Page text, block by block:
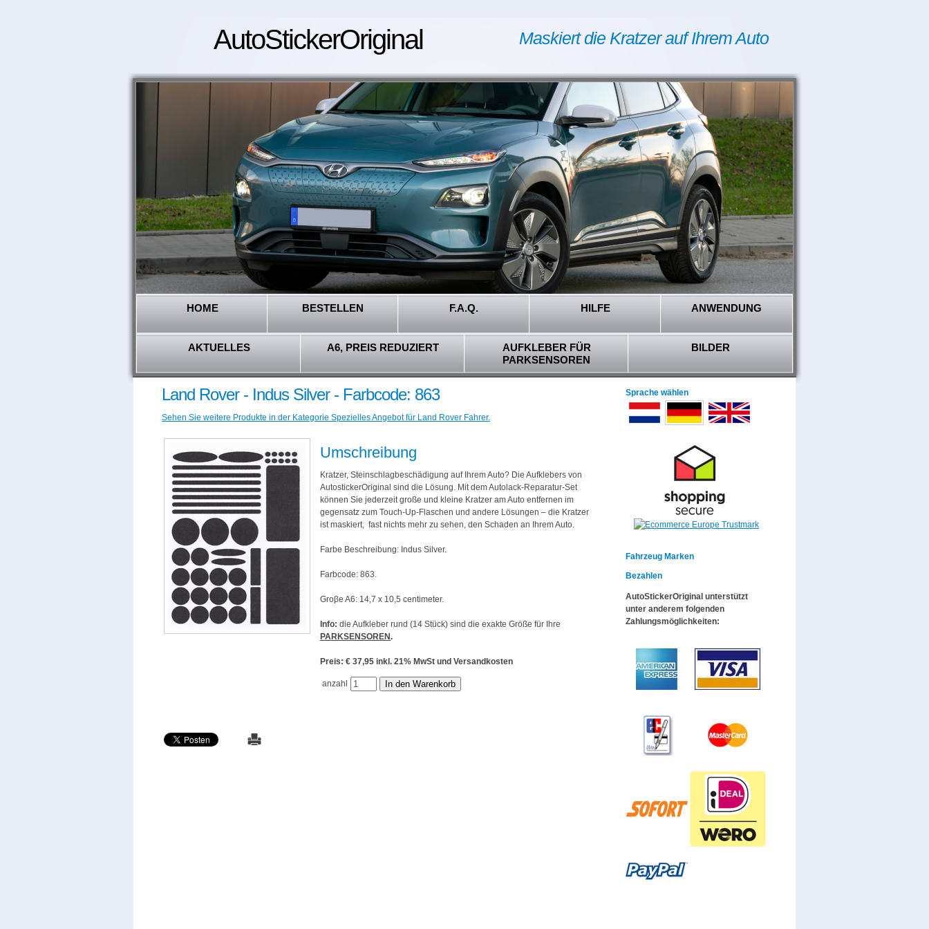
AutoStickerOriginal Maskiert die Kratzer auf Ihrem Auto
HOME BESTELLEN F.A.Q. HILFE ANWENDUNG
AKTUELLES A6, PREIS REDUZIERT
AUFKLEBER FÜR
PARKSENSOREN
BILDER
Land Rover - Indus Silver - Farbcode: 863
Sehen Sie weitere Produkte in der Kategorie Spezielles Angebot für Land Rover Fahrer.
Umschreibung
Kratzer, Steinschlagbeschädigung auf Ihrem Auto? Die Aufklebers von
AutostickerOriginal sind die Lösung. Mit dem Autolack-Reparatur-Set
können Sie jederzeit große und kleine Kratzer am Auto entfernen im
gegensatz zum Touch-Up-Flaschen und andere Lösungen – die Kratzer
ist maskiert, fast nichts mehr zu sehen, den Schaden an Ihrem Auto.
Farbe Beschreibung: Indus Silver.
Farbcode: 863.
Groβe A6: 14,7 x 10,5 centimeter.
Info: die Aufkleber rund (14 Stück) sind die exakte Größe für Ihre
PARKSENSOREN.
Preis: € 37,95 inkl. 21% MwSt und Versandkosten
anzahl
Sprache wählen
Fahrzeug Marken
Bezahlen
AutoStickerOriginal unterstützt
unter anderem folgenden
Zahlungsmöglichkeiten: